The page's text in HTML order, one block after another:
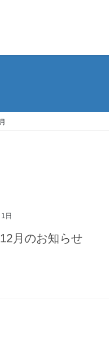
日
月のお知らせ